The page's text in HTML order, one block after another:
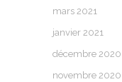
mars 2021
janvier 2021
décembre 2020
novembre 2020